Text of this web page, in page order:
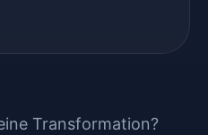
Transformation?